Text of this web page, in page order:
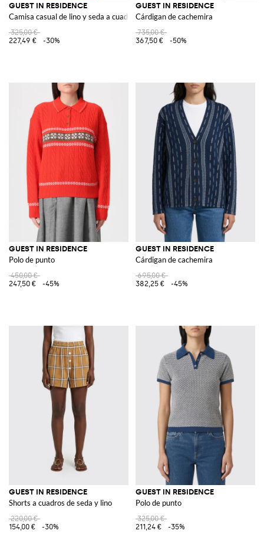
GUEST IN RESIDENCE
Camisa casual de lino y seda a cuadros
325,00 €
227,49 €
-30%
GUEST IN RESIDENCE
Cárdigan de cachemira
735,00 €
367,50 €
-50%
GUEST IN RESIDENCE
Polo de punto
450,00 €
247,50 €
-45%
GUEST IN RESIDENCE
Cárdigan de cachemira
695,00 €
382,25 €
-45%
GUEST IN RESIDENCE
Shorts a cuadros de seda y lino
220,00 €
154,00 €
-30%
GUEST IN RESIDENCE
Polo de punto
325,00 €
211,24 €
-35%